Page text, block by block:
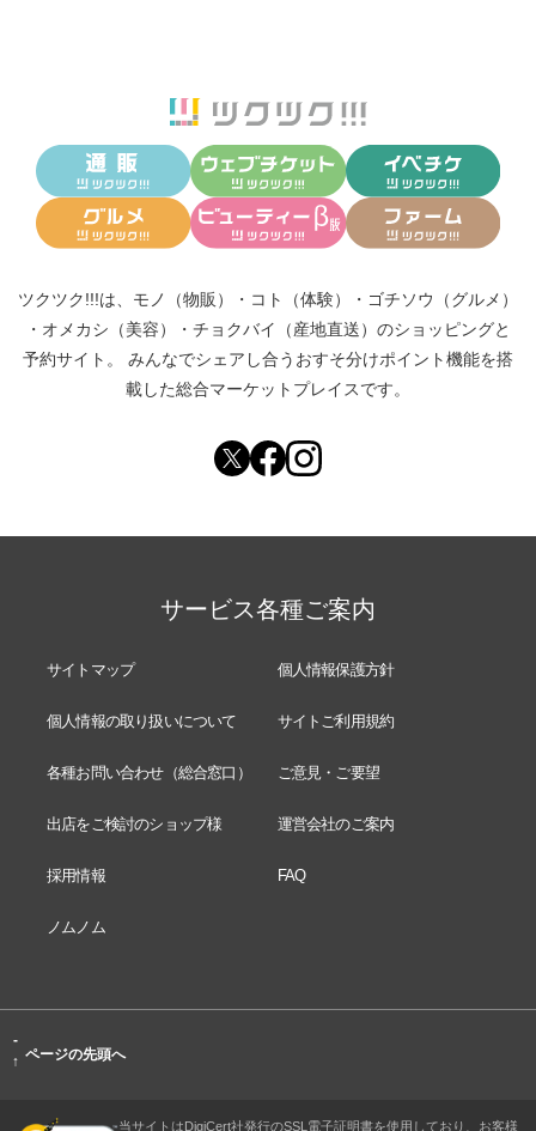
ツクツク!!!は、 モノ（物販） ・ コト（体験） ・ ゴチソウ（グルメ）
・ オメカシ（美容） ・ チョクバイ（産地直送） のショッピングと
予約サイト。
みんなでシェアし合う おすそ分けポイント機能を搭
載した総合マーケットプレイスです。
サービス各種ご案内
サイトマップ 個人情報保護方針
個人情報の取り扱いについて サイトご利用規約
各種お問い合わせ（総合窓口） ご意見・ご要望
出店をご検討のショップ様 運営会社のご案内
採用情報 FAQ
ノムノム
-
↑ ページの先頭へ
当サイトはDigiCert社発行のSSL電子証明書を使用しており、お客様